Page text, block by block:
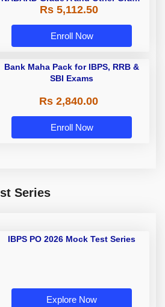
A & Grade B Bank Exams
Rs 5,112.50
Enroll Now
Bank Maha Pack for IBPS, RRB &
SBI Exams
Rs 2,840.00
Enroll Now
Series
IBPS PO 2026 Mock Test Series
Explore Now